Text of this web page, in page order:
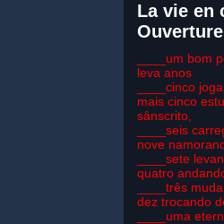
La vie en
Ouverture
____um bom
leva anos
____cinco
mais cinco
sânscrito,
____seis
nove
____sete
quatro
____três
dez trocando
____uma